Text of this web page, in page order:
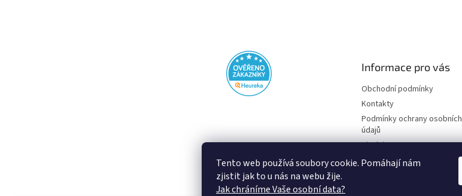
Tento web používá soubory cookie. Pomáhají nám
zjistit jak to u nás na webu žije.
Jak chráníme Vaše osobní data?
Informace pro vás
Obchodní podmínky
Kontakty
Podmínky ochrany osobních
údajů
Disclaimer